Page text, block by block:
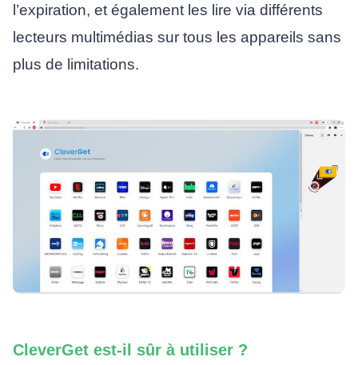
l’expiration, et également les lire via différents
lecteurs multimédias sur tous les appareils sans
plus de limitations.
CleverGet est-il sûr à utiliser ?